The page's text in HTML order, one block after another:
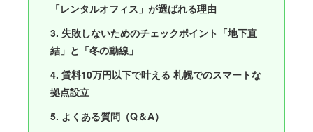
「レンタルオフィス」が選ばれる理由
3. 失敗しないためのチェックポイント「地下直
結」と「冬の動線」
4. 賃料10万円以下で叶える 札幌でのスマートな
拠点設立
5. よくある質問（Q＆A）